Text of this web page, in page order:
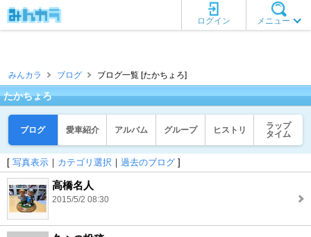
メニュー
ログイン
みんカラ ブログ ブログ一覧 [たかちょろ]
たかちょろ
ブログ 愛車紹介 アルバム グループ ヒストリ
ラップ
タイム
[ 写真表示 ｜ カテゴリ選択 ｜ 過去のブログ ]
高橋名人
2015/5/2 08:30